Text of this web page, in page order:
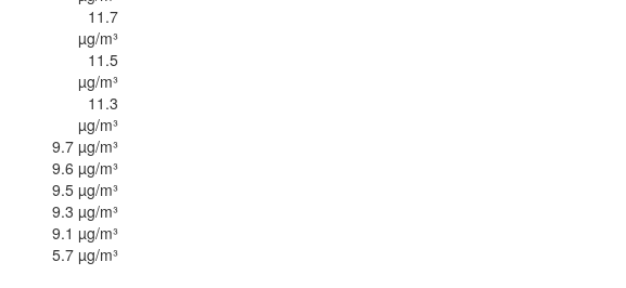
11.7
µg/m³
11.5
µg/m³
11.3
µg/m³
9.7 µg/m³
9.6 µg/m³
9.5 µg/m³
9.3 µg/m³
9.1 µg/m³
5.7 µg/m³